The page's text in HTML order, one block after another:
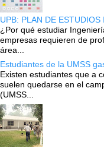
UPB: PLAN DE
¿Por qué estudiar
empresas requieren de
área...
Estudiantes de la UMSS
Existen estudiantes que a
suelen quedarse en el
(UMSS...